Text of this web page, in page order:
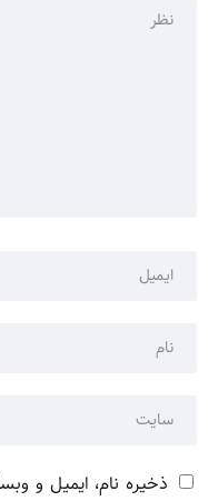
ذخیره نام، ایمیل و